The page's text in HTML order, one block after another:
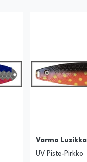
Varma Lusikka
UV Piste-Pirkko